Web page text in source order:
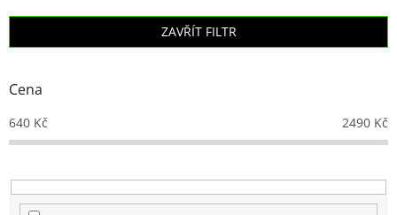
r
d
k
t
ZAVŘÍT FILTR
Cena
640 Kč 2490 Kč